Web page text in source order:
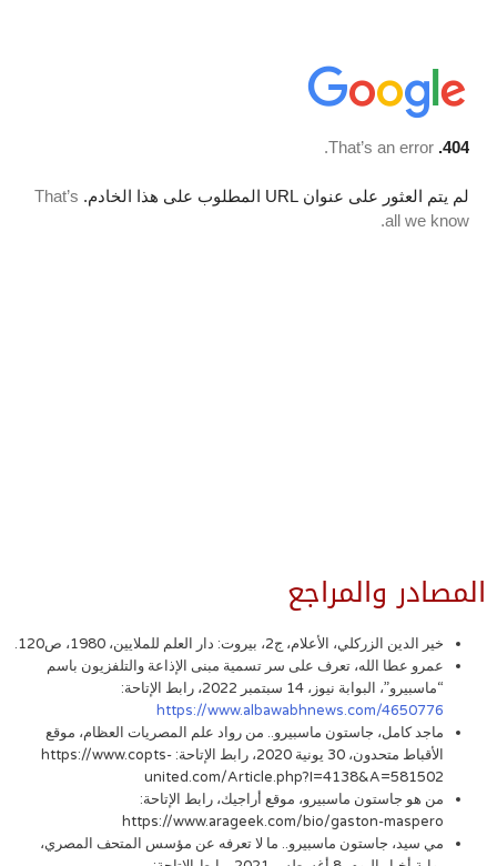
المصادر والمراجع
خير الدين الزركلي، الأعلام، ج2، بيروت: دار العلم للملايين، 1980، ص120.
عمرو عطا الله، تعرف على سر تسمية مبنى الإذاعة والتلفزيون باسم
“ماسبيرو”، البوابة نيوز، 14 سبتمبر 2022، رابط الإتاحة:
https://www.albawabhnews.com/4650776
ماجد كامل، جاستون ماسبيرو.. من رواد علم المصريات العظام، موقع
الأقباط متحدون، 30 يونية 2020، رابط الإتاحة: https://www.copts-
united.com/Article.php?I=4138&A=581502
من هو جاستون ماسبيرو، موقع أراجيك، رابط الإتاحة:
https://www.arageek.com/bio/gaston-maspero
مي سيد، جاستون ماسبيرو.. ما لا تعرفه عن مؤسس المتحف المصري،